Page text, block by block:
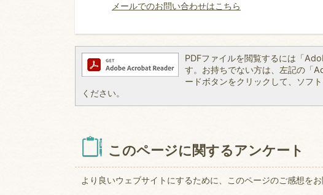
メールでのお問い合わせはこちら
PDFファイルを閲覧するには「
す。お持ちでない方は、左記の「
ードボタンをクリックして、ソフ
ください。
このページに関するアンケート
より良いウェブサイトにするために、このページのご感想をお